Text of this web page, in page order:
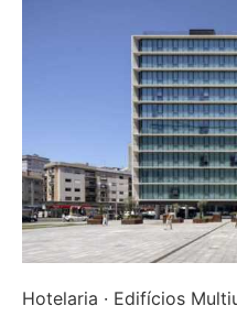
Hotelaria · Edifícios